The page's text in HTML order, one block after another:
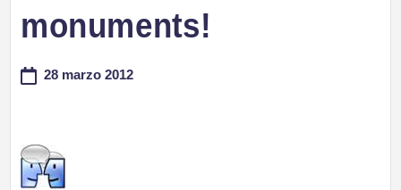
monuments!
28 marzo 2012